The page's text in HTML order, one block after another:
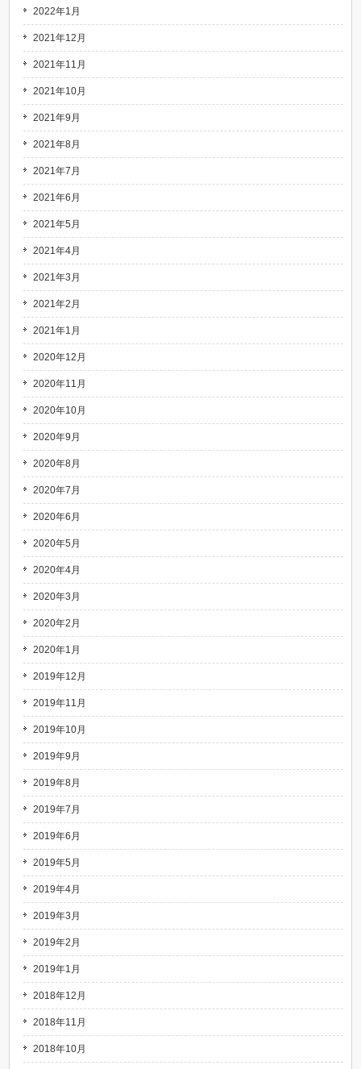
2022年1月
2021年12月
2021年11月
2021年10月
2021年9月
2021年8月
2021年7月
2021年6月
2021年5月
2021年4月
2021年3月
2021年2月
2021年1月
2020年12月
2020年11月
2020年10月
2020年9月
2020年8月
2020年7月
2020年6月
2020年5月
2020年4月
2020年3月
2020年2月
2020年1月
2019年12月
2019年11月
2019年10月
2019年9月
2019年8月
2019年7月
2019年6月
2019年5月
2019年4月
2019年3月
2019年2月
2019年1月
2018年12月
2018年11月
2018年10月